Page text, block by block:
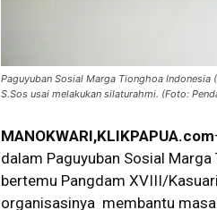
Paguyuban Sosial Marga Tionghoa Indonesia
S.Sos usai melakukan silaturahmi. (Foto:
MANOKWARI,KLIKPAPUA.com
dalam Paguyuban Sosial
bertemu Pangdam XVIII/
organisasinya membantu